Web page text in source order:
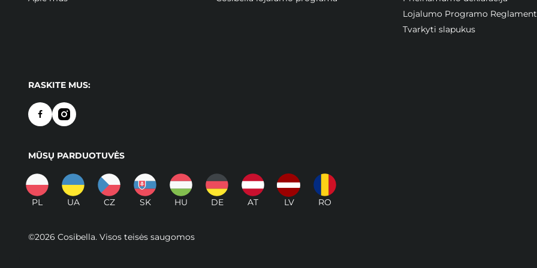
Lojalumo Programo
Tvarkyti slapukus
RASKITE MUS:
MŪSŲ PARDUOTUVĖS
PL UA CZ SK HU DE AT LV RO
©2026 Cosibella. Visos teisės saugomos